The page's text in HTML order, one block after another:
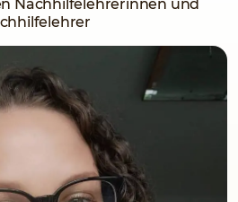
Nachhilfelehrerinnen und